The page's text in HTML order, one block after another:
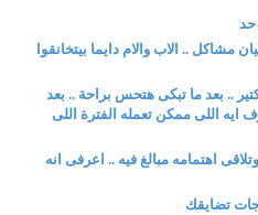
حد
مليان مشاكل .. الاب والام دايما بيتخانقوا
.. بعد ما تبكى هتحس براحة .. بعد
اللى ممكن تعمله الفترة اللى
اهتمامه مبالغ فيه .. اعرفى انه
تضايقك